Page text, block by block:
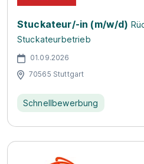
Stuckateur/-in (m/w/d)
Stuckateurbetrieb
01.09.2026
70565 Stuttgart
Schnellbewerbung